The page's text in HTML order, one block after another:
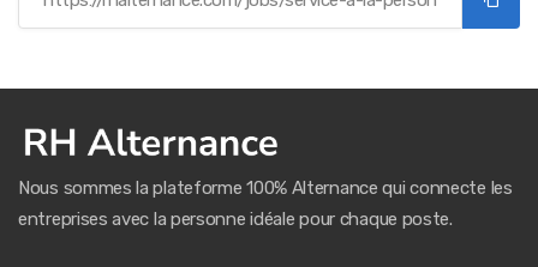
Nous sommes la plateforme 100% Alternance qui connecte les
entreprises avec la personne idéale pour chaque poste.